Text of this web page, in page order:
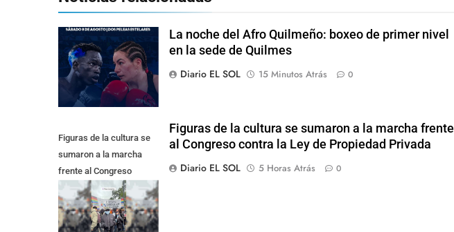
La noche del Afro Quilmeño: boxeo de primer nivel
en la sede de Quilmes
Diario EL SOL
15 Minutos Atrás 0
Figuras de la cultura se
sumaron a la marcha
frente al Congreso
contra la Ley de
Propiedad Privada
Figuras de la cultura se sumaron a la marcha frente
al Congreso contra la Ley de Propiedad Privada
Diario EL SOL
5 Horas Atrás 0